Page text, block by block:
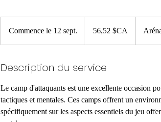
Commence le 12 sept.
m
n
c
e
canadiens
56,52 $CA
Description du service
Le camp d'attaquants est une excellente occasion
tactiques et mentales. Ces camps offrent un
spécifiquement sur les aspects essentiels du jeu